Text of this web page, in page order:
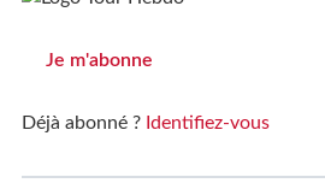
Je m'abonne
Déjà abonné ? Identifiez-vous